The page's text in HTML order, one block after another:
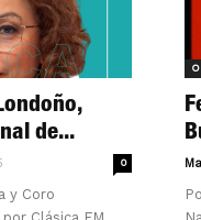
de...
0
y Coro